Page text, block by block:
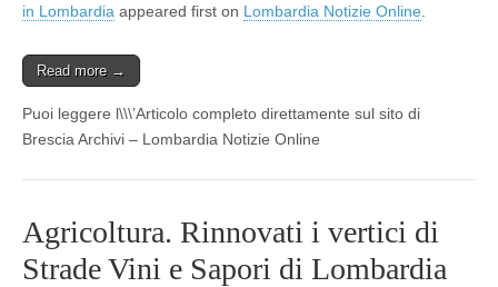
in Lombardia appeared first on Lombardia Notizie Online
Read more →
Puoi leggere l\\\’Articolo completo direttamente sul sito di
Brescia Archivi – Lombardia Notizie Online
Agricoltura. Rinnovati i vertici di
Strade Vini e Sapori di Lombardia